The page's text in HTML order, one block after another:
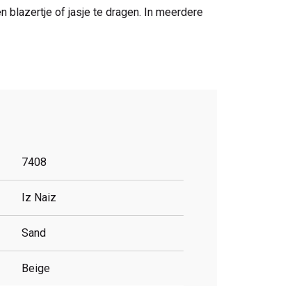
blazertje of jasje te dragen. In meerdere
7408
Iz Naiz
Sand
Beige